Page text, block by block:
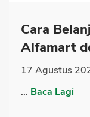
Cara
Alfamart
17 Agustus
... Baca Lagi